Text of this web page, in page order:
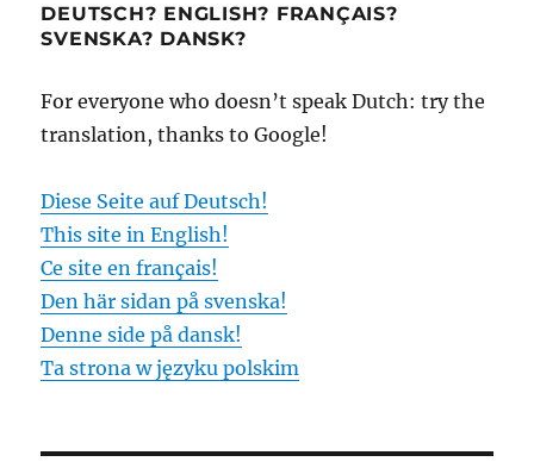
DEUTSCH? ENGLISH? FRANÇAIS?
SVENSKA? DANSK?
For everyone who doesn’t speak Dutch: try the
translation, thanks to Google!
Diese Seite auf Deutsch!
This site in English!
Ce site en français!
Den här sidan på svenska!
Denne side på dansk!
Ta strona w języku polskim